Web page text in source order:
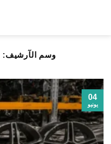
وسم الآرشيف:
04
يونيو